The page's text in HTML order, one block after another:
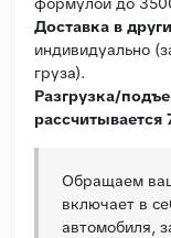
Доставка в
индивидуально
груза).
Разгрузка/
Обращаем
включает в
автомобиля,